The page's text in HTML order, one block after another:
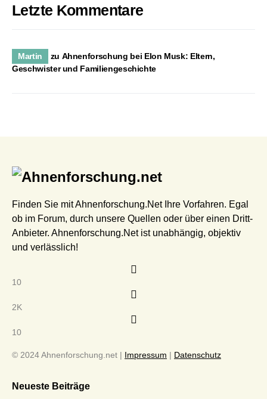
Letzte Kommentare
Martin zu Ahnenforschung bei Elon Musk: Eltern,
Geschwister und Familiengeschichte
Finden Sie mit Ahnenforschung.Net Ihre Vorfahren. Egal
ob im Forum, durch unsere Quellen oder über einen Dritt-
Anbieter. Ahnenforschung.Net ist unabhängig, objektiv
und verlässlich!
10
2K
10
© 2024 Ahnenforschung.net | Impressum | Datenschutz
Neueste Beiträge